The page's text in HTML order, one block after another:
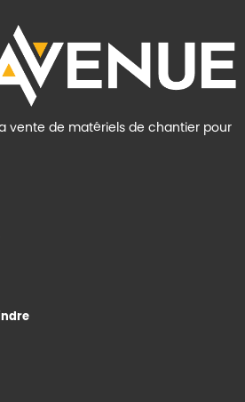
vente de matériels de chantier pour